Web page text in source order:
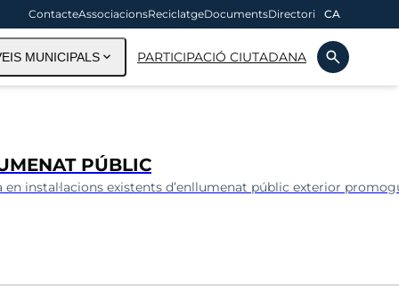
ContacteAssociacionsReciclatgeDocumentsDirectori CA
MUNICIPALS expand_more PARTICIPACIÓ CIUTADANA search
PÚBLIC
existents d’enllumenat públic exterior